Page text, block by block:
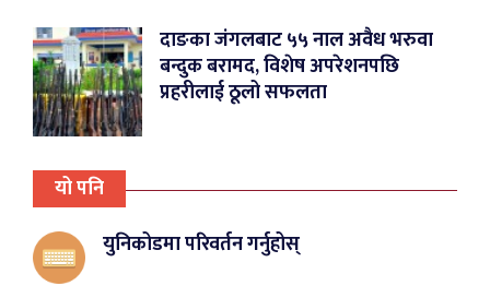
दाङका जंगलबाट ५५ नाल अवैध भरुवा
बन्दुक बरामद, विशेष अपरेशनपछि
प्रहरीलाई ठूलो सफलता
यो पनि
युनिकोडमा परिवर्तन गर्नुहोस्